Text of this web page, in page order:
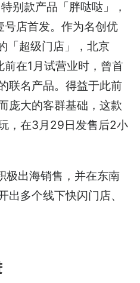
别款产品「胖哒哒」，
店首发。作为名创优
「超级门店」，北京
在1月试营业时，曾首
联名产品。得益于此前
庞大的客群基础，这款
，在3月29日发售后2小
出海销售，并在东南
出多个线下快闪门店、